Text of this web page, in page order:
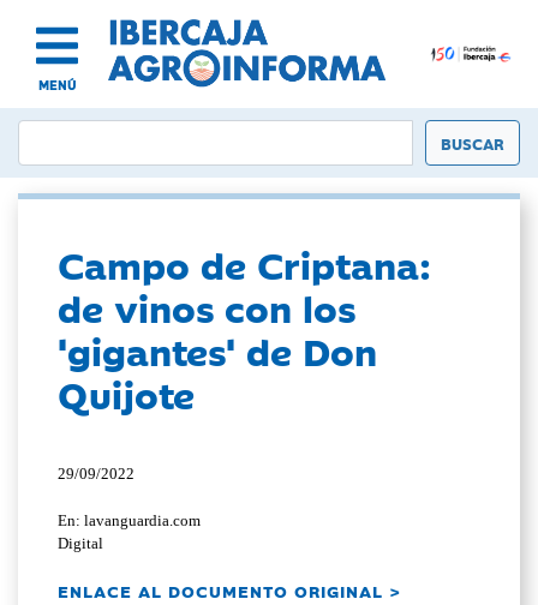
MENÚ
Campo de Criptana:
de vinos con los
'gigantes' de Don
Quijote
29/09/2022
En: lavanguardia.com
Digital
ENLACE AL DOCUMENTO ORIGINAL >